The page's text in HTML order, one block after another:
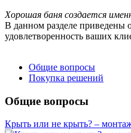
Хорошая баня создается
В данном разделе приведены
удовлетворенность ваших
Общие вопросы
Покупка решений
Общие вопросы
Крыть или не крыть? –